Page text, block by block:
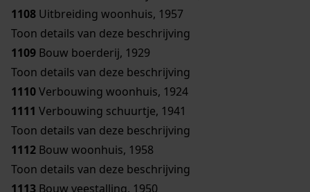
1108 Uitbreiding woonhuis, 1957
Toon details van deze beschrijving
1109 Bouw boerderij, 1929
Toon details van deze beschrijving
1110Verbouwing woonhuis, 1924
1111 Verbouwing schuurtje, 1941
Toon details van deze beschrijving
1112 Bouw woonhuis, 1958
Toon details van deze beschrijving
1113 Bouw veestalling, 1950